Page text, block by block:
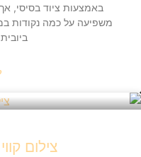
באמצעות ציוד בסיסי,
משפיעה על כמה נקודות
צילום